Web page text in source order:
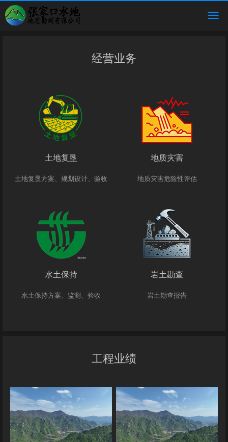
经营业务
土地复垦
土地复垦方案、规划设计、验收
地质灾害
地质灾害危险性评估
水土保持
水土保持方案、监测、验收
岩土勘查
岩土勘查报告
工程业绩